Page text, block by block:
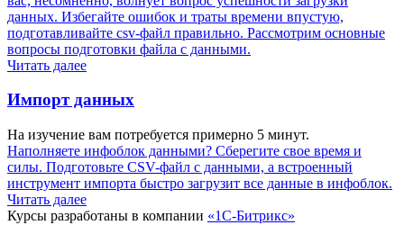
данных. Избегайте ошибок и траты времени впустую,
подготавливайте csv-файл правильно. Рассмотрим основные
вопросы подготовки файла с данными.
Читать далее
Импорт данных
На изучение вам потребуется примерно 5 минут.
Наполняете инфоблок данными? Сберегите свое время и
силы. Подготовьте CSV-файл с данными, а встроенный
инструмент импорта быстро загрузит все данные в инфоблок.
Читать далее
Курсы разработаны в компании «1С-Битрикс»